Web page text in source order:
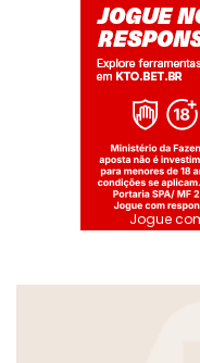
Jogue